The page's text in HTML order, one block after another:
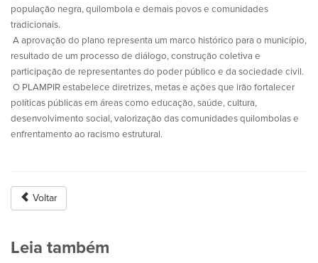
população negra, quilombola e demais povos e comunidades
tradicionais.
A aprovação do plano representa um marco histórico para o município,
resultado de um processo de diálogo, construção coletiva e
participação de representantes do poder público e da sociedade civil.
O PLAMPIR estabelece diretrizes, metas e ações que irão fortalecer
políticas públicas em áreas como educação, saúde, cultura,
desenvolvimento social, valorização das comunidades quilombolas e
enfrentamento ao racismo estrutural.
Voltar
Leia também